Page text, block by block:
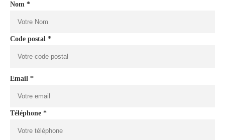
Nom *
Code postal *
Email *
Téléphone *